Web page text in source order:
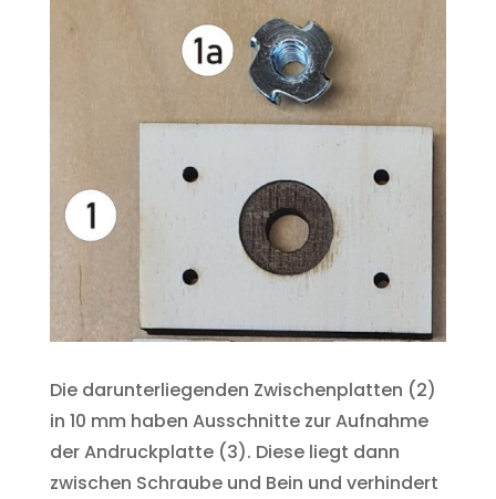
Die darunterliegenden Zwischenplatten (2)
in 10 mm haben Ausschnitte zur Aufnahme
der Andruckplatte (3). Diese liegt dann
zwischen Schraube und Bein und verhindert